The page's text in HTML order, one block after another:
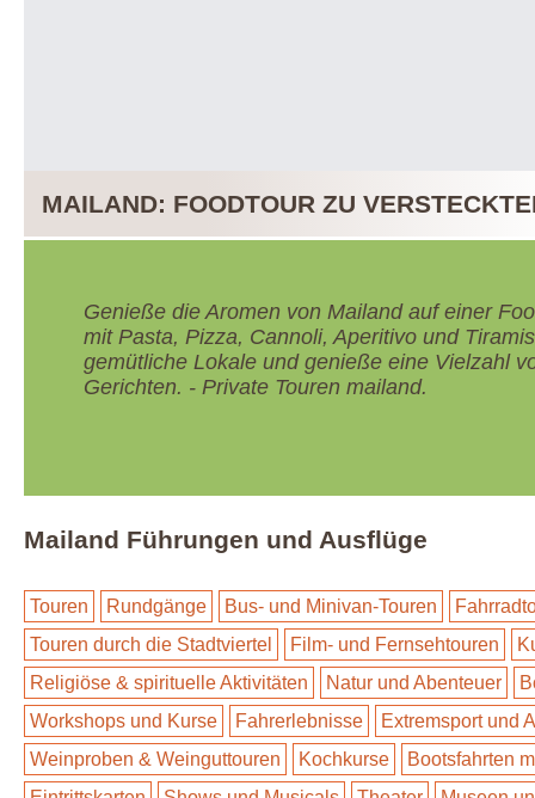
MAILAND: FOODTOUR ZU
Genieße die Aromen von Mailand auf einer
mit Pasta, Pizza, Cannoli, Aperitivo und
gemütliche Lokale und genieße eine Vielzahl
Gerichten. - Private Touren mailand.
Mailand Führungen und Ausflüge
Touren Rundgänge Bus- und Minivan-Touren
Touren durch die Stadtviertel
Film- und Fernsehtouren
Religiöse & spirituelle Aktivitäten
Natur und Abenteuer
Workshops und Kurse
Fahrerlebnisse Extremsport und
Weinproben & Weinguttouren
Kochkurse Bootsfahrten